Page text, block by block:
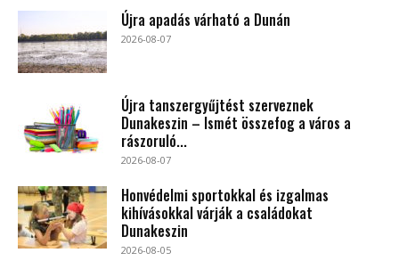
Újra apadás várható a Dunán
2026-08-07
Újra tanszergyűjtést szerveznek
Dunakeszin – Ismét összefog a város a
rászoruló...
2026-08-07
Honvédelmi sportokkal és izgalmas
kihívásokkal várják a családokat
Dunakeszin
2026-08-05